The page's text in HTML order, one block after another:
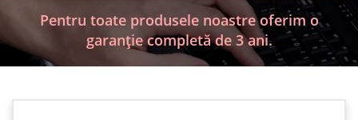
Pentru toate produsele noastre oferim o
garanție completă de 3 ani.